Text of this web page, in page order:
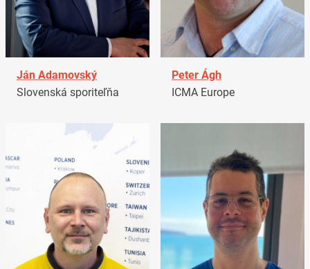
Ján Adamovský
Slovenská sporiteľňa
Peter Ágh
ICMA Europe